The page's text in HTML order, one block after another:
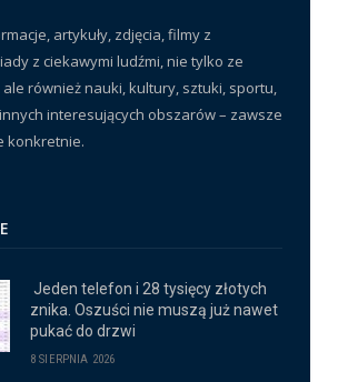
artykuły, zdjęcia, filmy z
z ciekawymi ludźmi, nie tylko ze
również nauki, kultury, sztuki, sportu,
interesujących obszarów – zawsze
konkretnie.
Jeden telefon i 28 tysięcy złotych
znika. Oszuści nie muszą już nawet
pukać do drzwi
8 SIERPNIA 2026